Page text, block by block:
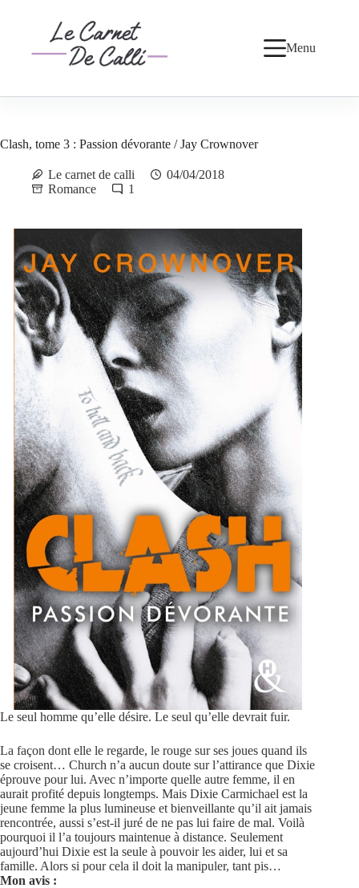
Menu
Clash, tome 3 : Passion dévorante / Jay Crownover
Le carnet de calli
04/04/2018
Romance
1
Le seul homme qu’elle désire. Le seul qu’elle devrait fuir.
La façon dont elle le regarde, le rouge sur ses joues quand ils
se croisent… Church n’a aucun doute sur l’attirance que Dixie
éprouve pour lui. Avec n’importe quelle autre femme, il en
aurait profité depuis longtemps. Mais Dixie Carmichael est la
jeune femme la plus lumineuse et bienveillante qu’il ait jamais
rencontrée, aussi s’est-il juré de ne pas lui faire de mal. Voilà
pourquoi il l’a toujours maintenue à distance. Seulement
aujourd’hui Dixie est la seule à pouvoir les aider, lui et sa
famille. Alors si pour cela il doit la manipuler, tant pis…
Mon avis :